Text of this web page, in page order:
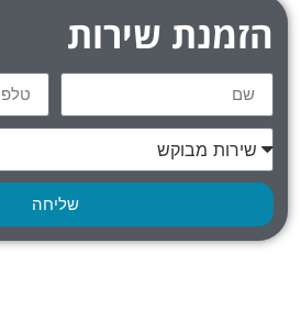
הזמנת שירות
שליחה